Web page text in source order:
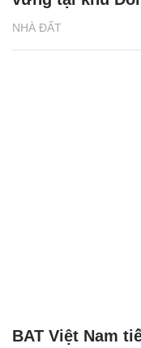
NHÀ ĐẤT
BAT Việt Nam